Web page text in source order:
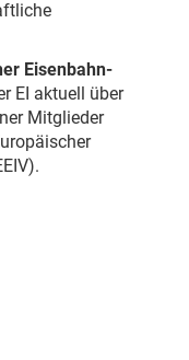
Eisenbahn-
EI aktuell über
Mitglieder